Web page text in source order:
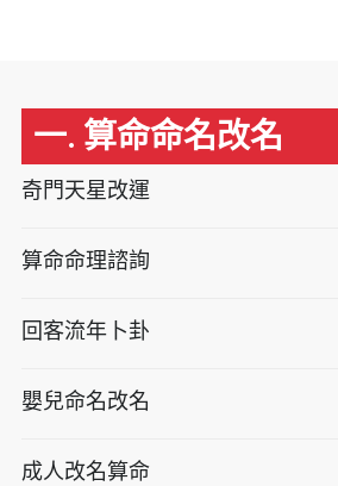
一. 算命命名改名
奇門天星改運
算命命理諮詢
回客流年卜卦
嬰兒命名改名
成人改名算命